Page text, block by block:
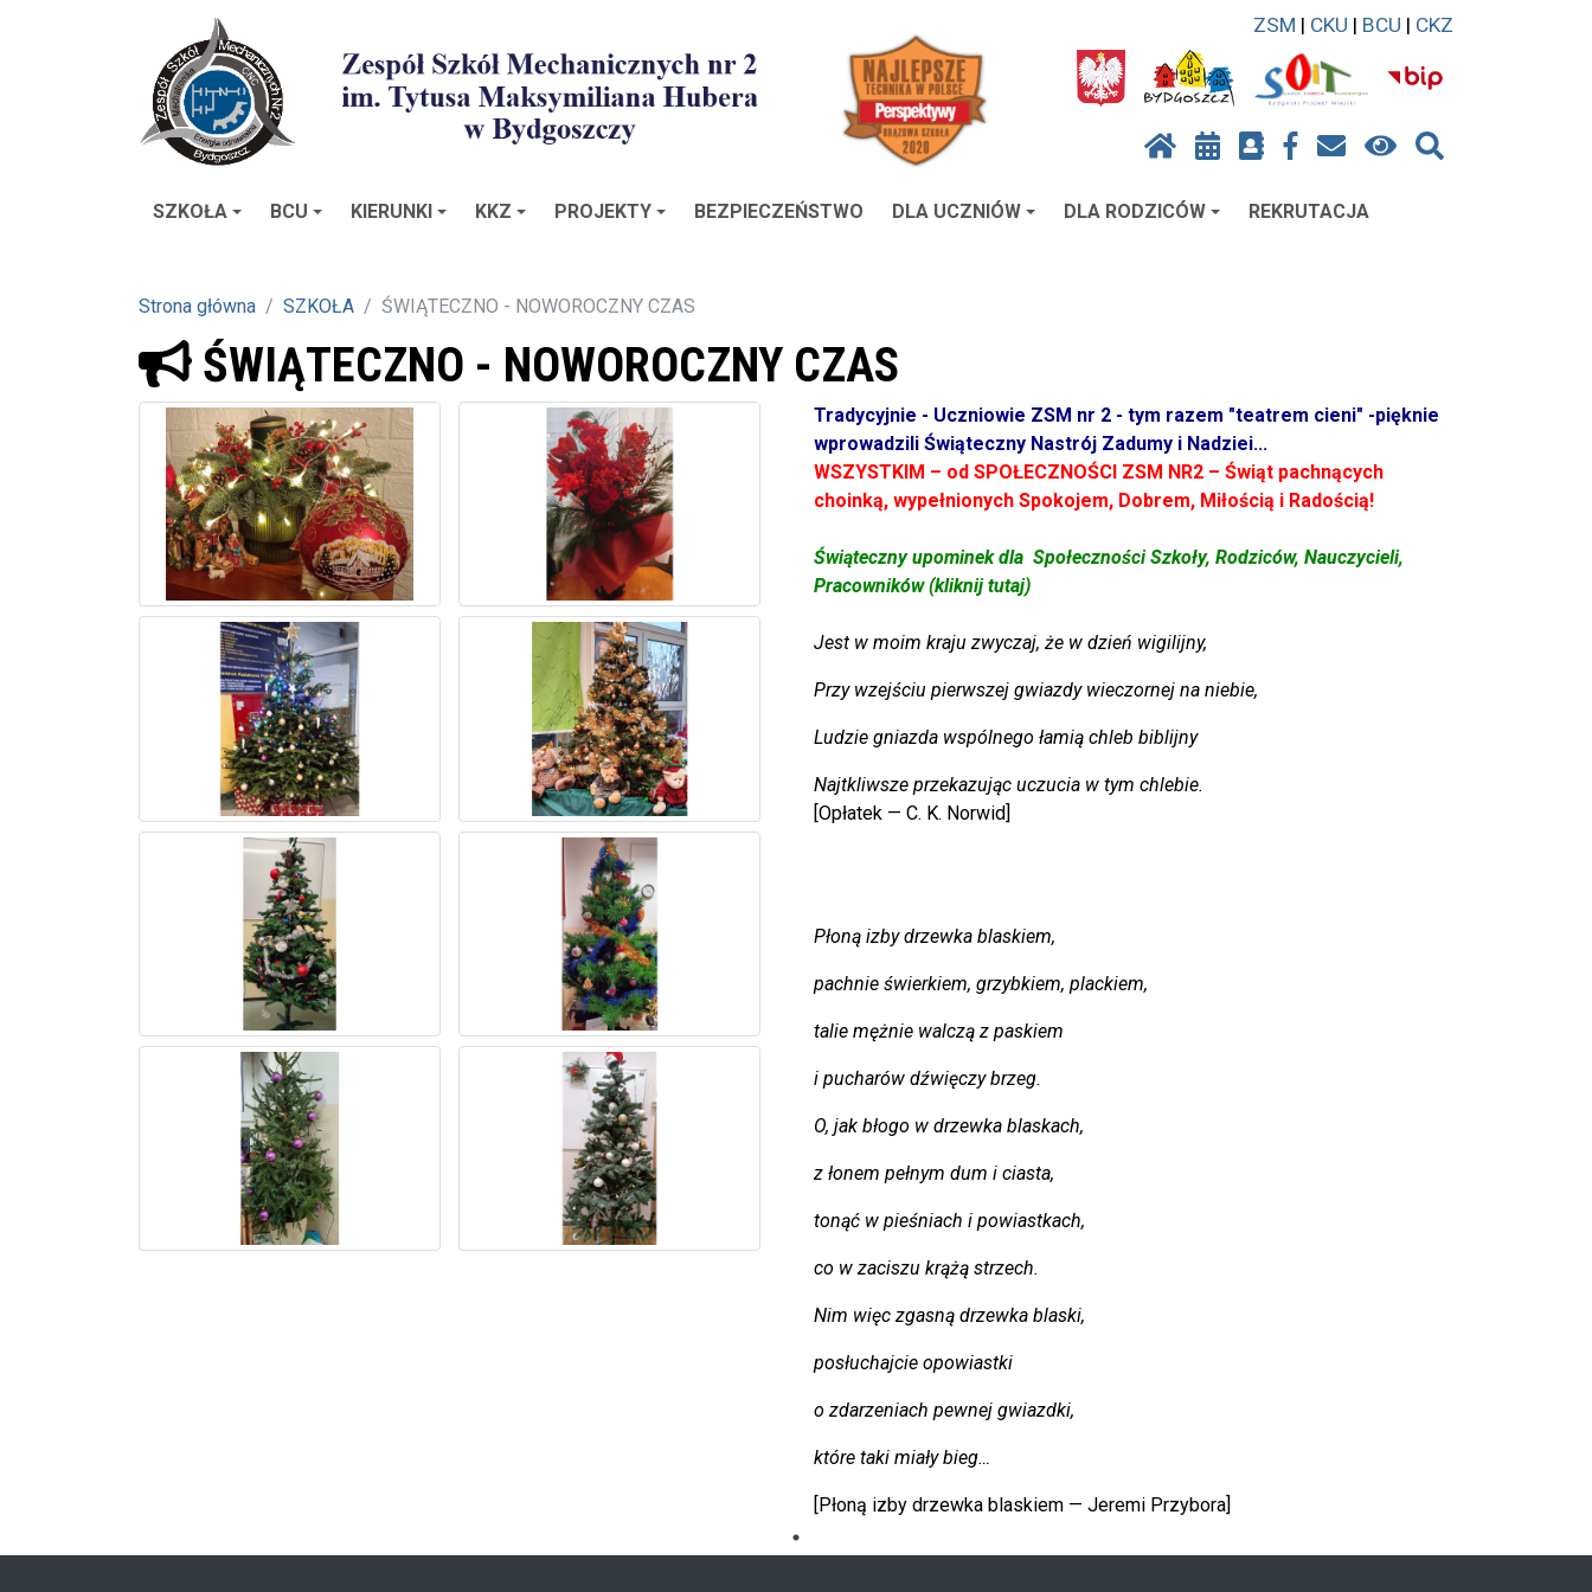
ZSM | CKU | BCU | CKZ
SZKOŁA BCU KIERUNKI KKZ PROJEKTY BEZPIECZEŃSTWO DLA UCZNIÓW DLA RODZICÓW REKRUTACJA
Strona główna SZKOŁA ŚWIĄTECZNO - NOWOROCZNY CZAS
ŚWIĄTECZNO - NOWOROCZNY CZAS
Tradycyjnie - Uczniowie ZSM nr 2 - tym razem "teatrem cieni" -pięknie
wprowadzili Świąteczny Nastrój Zadumy i Nadziei...
WSZYSTKIM – od SPOŁECZNOŚCI ZSM NR2 – Świąt pachnących
choinką, wypełnionych Spokojem, Dobrem, Miłością i Radością!
Świąteczny upominek dla Społeczności Szkoły, Rodziców, Nauczycieli,
Pracowników (kliknij tutaj)
Jest w moim kraju zwyczaj, że w dzień wigilijny,
Przy wzejściu pierwszej gwiazdy wieczornej na niebie,
Ludzie gniazda wspólnego łamią chleb biblijny
Najtkliwsze przekazując uczucia w tym chlebie.
[Opłatek — C. K. Norwid]
Płoną izby drzewka blaskiem,
pachnie świerkiem, grzybkiem, plackiem,
talie mężnie walczą z paskiem
i pucharów dźwięczy brzeg.
O, jak błogo w drzewka blaskach,
z łonem pełnym dum i ciasta,
tonąć w pieśniach i powiastkach,
co w zaciszu krążą strzech.
Nim więc zgasną drzewka blaski,
posłuchajcie opowiastki
o zdarzeniach pewnej gwiazdki,
które taki miały bieg…
[Płoną izby drzewka blaskiem — Jeremi Przybora]